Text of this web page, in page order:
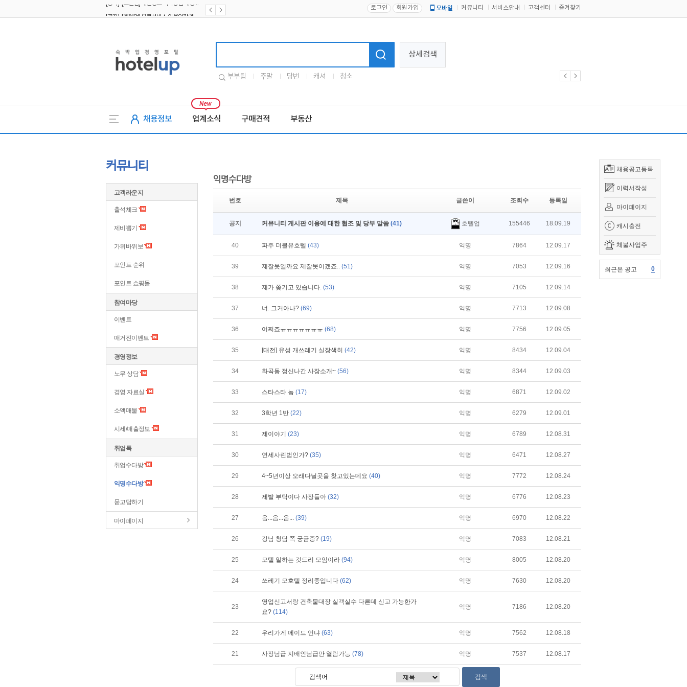
로그인 회원가입 모바일 커뮤니티 서비스안내 고객센터 즐겨찾기
상세검색
부부팀 주말 당번 캐셔 청소
채용정보 업계소식 구매견적 부동산
채용공고등록
이력서작성
마이페이지
캐시충전
체불사업주
최근본 공고 0
커뮤니티
고객라운지
출석체크
제비뽑기
가위바위보
포인트 순위
포인트 쇼핑몰
참여마당
이벤트
매거진이벤트
경영정보
노무 상담
경영 자료실
소액매물
시세/매출정보
취업톡
취업수다방
익명수다방
묻고답하기
마이페이지
익명수다방
번호 제목 글쓴이 조회수 등록일
공지 커뮤니티 게시판 이용에 대한 협조 및 당부 말씀 (41) 호텔업 155446 18.09.19
40 파주 더블유호텔 (43) 익명 7864 12.09.17
39 제잘못일까요 제잘못이겠죠.. (51) 익명 7053 12.09.16
38 제가 쫒기고 있습니다. (53) 익명 7105 12.09.14
37 너..그거아나? (69) 익명 7713 12.09.08
36 어쩌죠ㅠㅠㅠㅠㅠㅠㅠ (68) 익명 7756 12.09.05
35 [대전] 유성 개쓰레기 실장색히 (42) 익명 8434 12.09.04
34 화곡동 정신나간 사장소개~ (56) 익명 8344 12.09.03
33 스타스타 놈 (17) 익명 6871 12.09.02
32 3학년 1반 (22) 익명 6279 12.09.01
31 제이야기 (23) 익명 6789 12.08.31
30 연세사린범인가? (35) 익명 6471 12.08.27
29 4~5년이상 오래다닐곳을 찾고있는데요 (40) 익명 7772 12.08.24
28 제발 부탁이다 사장들아 (32) 익명 6776 12.08.23
27 음...음...음... (39) 익명 6970 12.08.22
26 강남 청담 쪽 궁금증? (19) 익명 7083 12.08.21
25 모텔 일하는 것드리 모임이라 (94) 익명 8005 12.08.20
24 쓰레기 모호텔 정리중입니다 (62) 익명 7630 12.08.20
23
영업신고서랑 건축물대장 실객실수 다른데 신고 가능한가
요? (114)
익명 7186 12.08.20
22 우리가게 메이드 언냐 (63) 익명 7562 12.08.18
21 사장님급 지배인님급만 열람가능 (78) 익명 7537 12.08.17